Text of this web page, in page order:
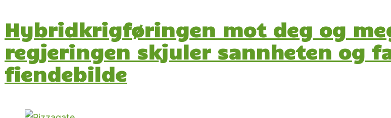
Hybridkrigføringen mot deg og
regjeringen skjuler sannheten og
fiendebilde